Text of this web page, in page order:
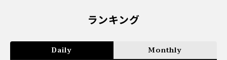
ランキング
Daily Monthly